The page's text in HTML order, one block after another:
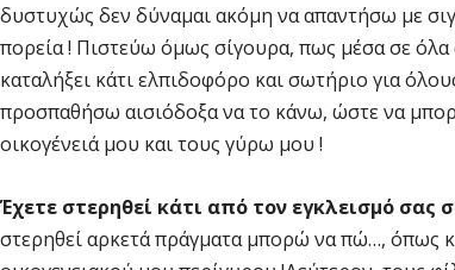
δυστυχώς δεν δύναμαι ακόμη να απαντήσω με
πορεία ! Πιστεύω όμως σίγουρα, πως μέσα σε
καταλήξει κάτι ελπιδοφόρο και σωτήριο για
προσπαθήσω αισιόδοξα να το κάνω, ώστε να
οικογένειά μου και τους γύρω μου !
Έχετε στερηθεί κάτι από τον εγκλεισμό σας
στερηθεί αρκετά πράγματα μπορώ να πώ…, όπως